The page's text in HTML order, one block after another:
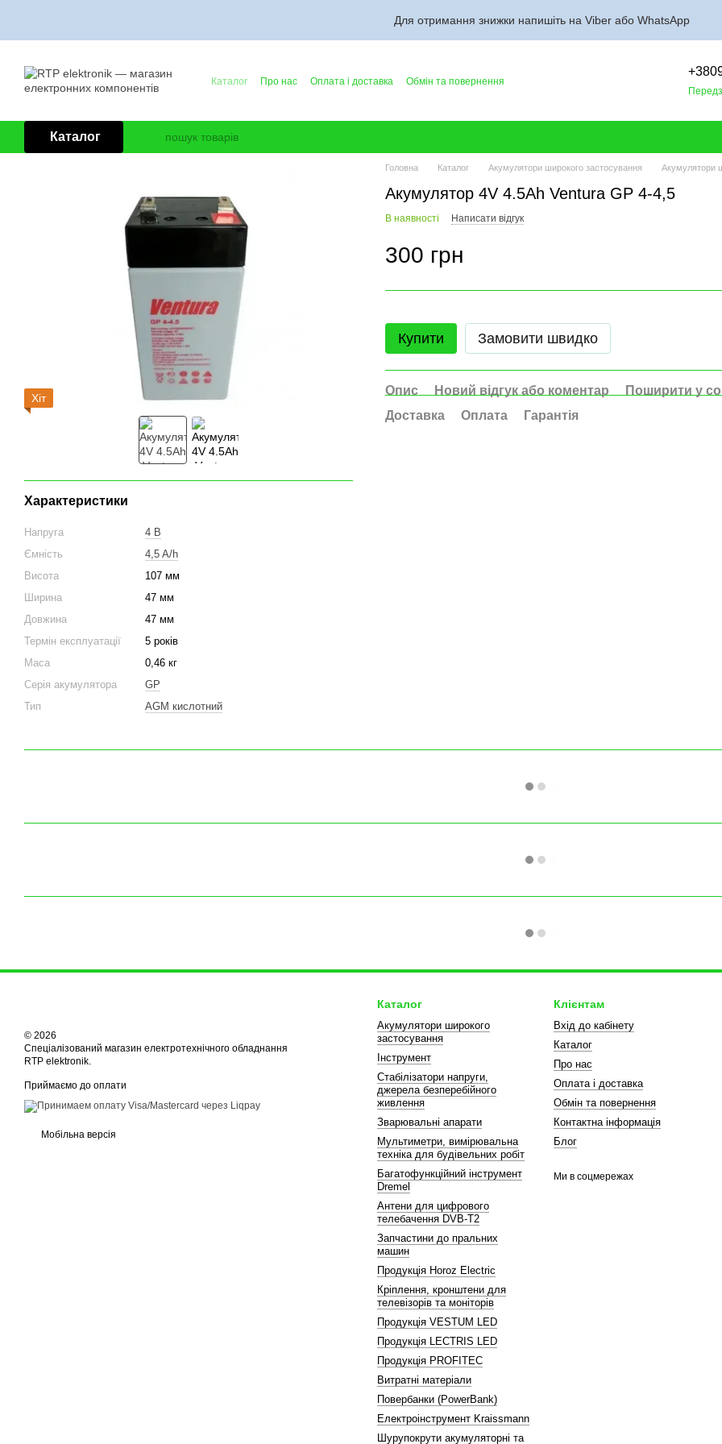
Для отримання знижки напишіть на Viber або WhatsApp
Каталог Про нас Оплата і доставка
Обмін та повернення
Каталог
Хіт
Характеристики
Напруга
4 В
Ємність
4,5 A/h
Висота
107 мм
Ширина
47 мм
Довжина
47 мм
Термін експлуатації
5 років
Маса
0,46 кг
Серія акумулятора
GP
Тип
AGM кислотний
Головна Каталог Акумулятори широкого застосування Акумулятори
Акумулятор 4V 4.5Ah Ventura GP 4-4,5
В наявності Написати відгук
300 грн
Купити Замовити швидко
Опис Новий відгук або коментар
Поширити у
Доставка
Оплата Гарантія
© 2026
Спеціалізований магазин електротехнічного обладнання
RTP elektronik.
Приймаємо до оплати
Мобільна версія
Каталог
Акумулятори широкого
застосування
Інструмент
Стабілізатори напруги,
джерела безперебійного
живлення
Зварювальні апарати
Мультиметри, вимірювальна
техніка для будівельних робіт
Багатофункційний інструмент
Dremel
Антени для цифрового
телебачення DVB-T2
Запчастини до пральних
машин
Продукція Horoz Electric
Кріплення, кронштени для
телевізорів та моніторів
Продукція VESTUM LED
Продукція LECTRIS LED
Продукція PROFITEC
Витратні матеріали
Повербанки (PowerBank)
Електроінструмент Kraissmann
Шурупокрути акумуляторні та
Клієнтам
Вхід до кабінету
Каталог
Про нас
Оплата і доставка
Обмін та повернення
Контактна інформація
Блог
Ми в соцмережах